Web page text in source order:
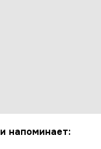
напоминает: